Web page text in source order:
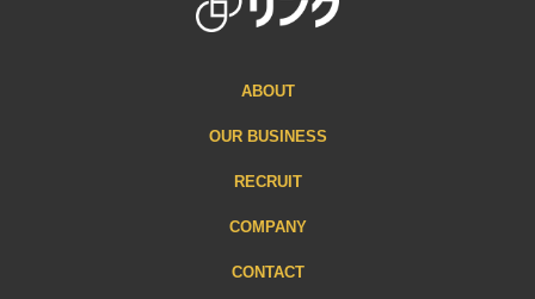
ABOUT
OUR BUSINESS
RECRUIT
COMPANY
CONTACT